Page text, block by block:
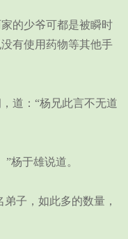
的少爷可都是被瞬时
有使用药物等其他手
道：“杨兄此言不无道
杨于雄说道。
子，如此多的数量，